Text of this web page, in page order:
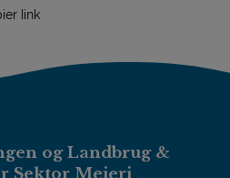
link
og Landbrug &
Sektor Mejeri